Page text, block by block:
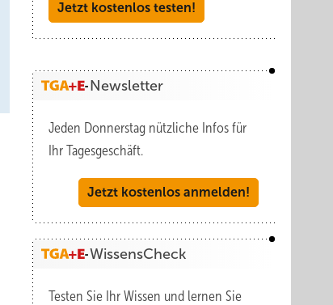
Jetzt kostenlos testen!
Newsletter
Jeden Donnerstag nützliche Infos für
Ihr Tagesgeschäft.
Jetzt kostenlos anmelden!
WissensCheck
Testen Sie Ihr Wissen und lernen Sie